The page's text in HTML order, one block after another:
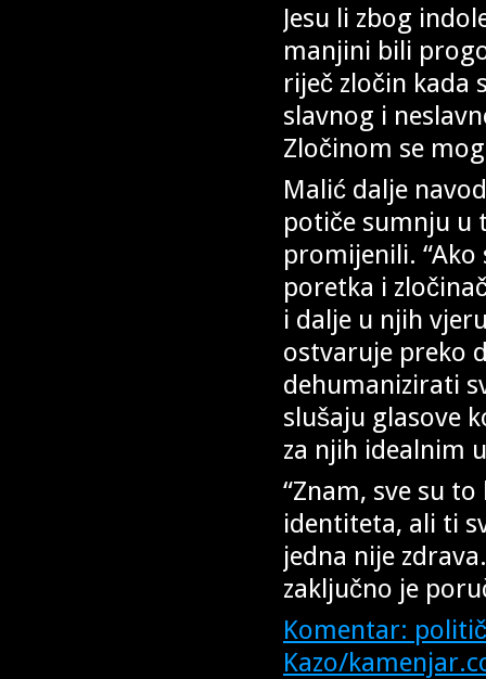
Jesu li zbog
manjini bili
riječ zločin kada
slavnog i
Zločinom se
Malić dalje
potiče sumnju u
promijenili.
poretka i
i dalje u njih
ostvaruje preko
dehumanizirati
slušaju glasove
za njih idealnim
“Znam, sve su
identiteta, ali ti
jedna nije
zaključno je
Komentar:
Kazo/